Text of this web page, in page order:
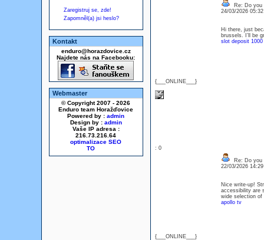
Zaregistruj se, zde!
Zapomněl(a) jsi heslo?
Kontakt
enduro@horazdovice.cz
Najdete nás na Facebooku:
Webmaster
© Copyright 2007 - 2026
Enduro team Horažďovice
Powered by : admin
Design by : admin
Vaše IP adresa :
216.73.216.64
optimalizace SEO
{___ONLINE___}
Re: Do you
24/03/2026
Hi there, just
brussels. I’ll be
slot deposit 1000
: 0
{___ONLINE___}
Re: Do you
22/03/2026
Nice write-up!
accessibility are
wide selection of
apollo tv